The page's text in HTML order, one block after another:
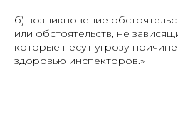
б) возникновение
или обстоятельств, не
которые несут угрозу
здоровью инспекторов.»